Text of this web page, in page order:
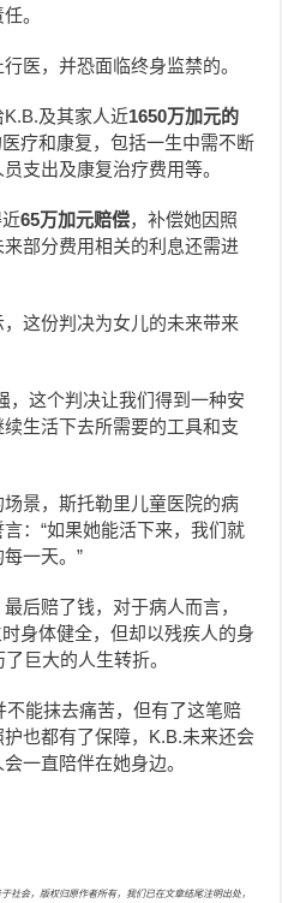
。
医，并恐面临终身监禁的。
及其家人近1650万加元的
疗和康复，包括一生中需不断
支出及康复治疗费用等。
65万加元赔偿，补偿她因照
部分费用相关的利息还需进
这份判决为女儿的未来带来
，这个判决让我们得到一种安
生活下去所需要的工具和支
景，斯托勒里儿童医院的病
：“如果她能活下来，我们就
一天。”
后赔了钱，对于病人而言，
身体健全，但却以残疾人的身
巨大的人生转折。
不能抹去痛苦，但有了这笔赔
也都有了保障，K.B.未来还会
一直陪伴在她身边。
社会，版权归原作者所有，我们已在文章结尾注明出处，